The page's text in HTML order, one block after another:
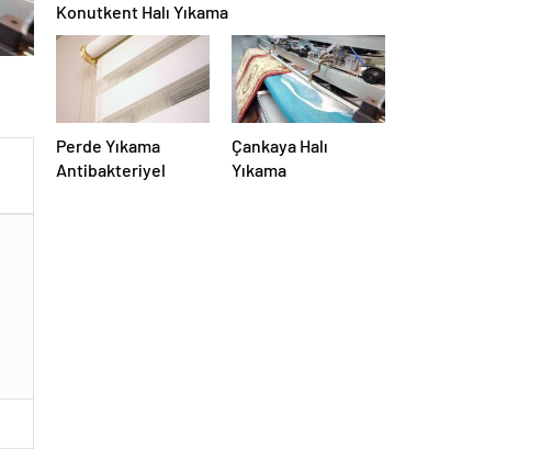
Konutkent Halı Yıkama
Perde Yıkama
Antibakteriyel
Çankaya Halı
Yıkama